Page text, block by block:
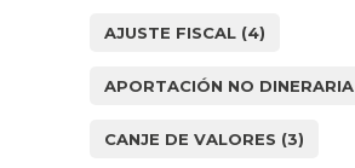
AJUSTE FISCAL (4)
APORTACIÓN NO DINERARIA
CANJE DE VALORES (3)